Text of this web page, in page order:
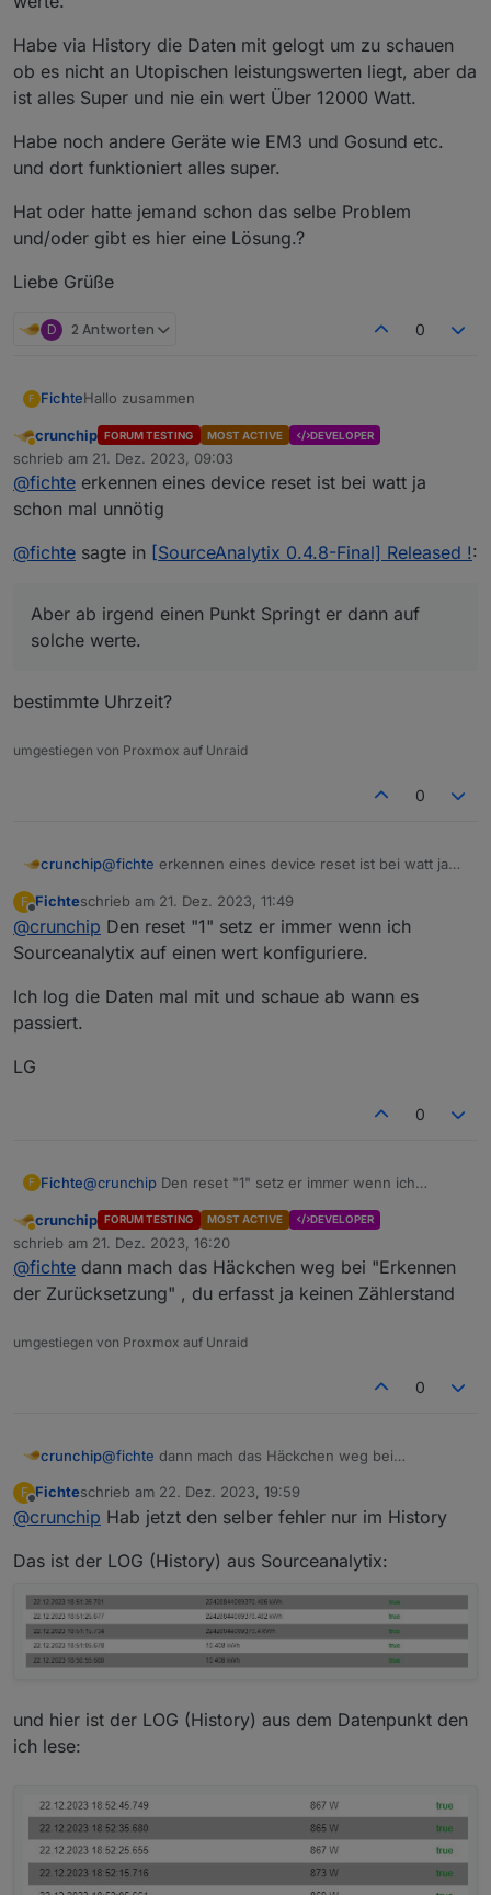
Habe via History die Daten mit gelogt um zu schauen
ob es nicht an Utopischen leistungswerten liegt, aber da
ist alles Super und nie ein wert Über 12000 Watt.
Habe noch andere Geräte wie EM3 und Gosund etc.
und dort funktioniert alles super.
Hat oder hatte jemand schon das selbe Problem
und/oder gibt es hier eine Lösung.?
Liebe Grüße
D 2 Antworten 0
F FichteHallo zusammen
Ich lese einen Stromzähler via SML Tasmota aus (Watt).
Ab einen gewissen Punkt Springt Sourceanalytix um
und schreibt Utopische werte
einstellung dazu noch einmal komplett neu gemacht.
Aber ab irgend einen Punkt Springt er dann auf solche
es nicht an Utopischen leistungswerten liegt, aber da ist
alles Super und nie ein wert Über 12000 Watt.
Habe noch andere Geräte wie EM3 und Gosund etc.
und dort funktioniert alles super.
Hat oder hatte jemand schon das selbe Problem
und/oder gibt es hier eine Lösung.?
Abwesend
crunchip FORUM TESTING MOST ACTIVE DEVELOPER
schrieb am 21. Dez. 2023, 09:03
zuletzt editiert von
@fichte erkennen eines device reset ist bei watt ja
schon mal unnötig
@fichte sagte in [SourceAnalytix 0.4.8-Final] Released !:
Aber ab irgend einen Punkt Springt er dann auf
solche werte.
bestimmte Uhrzeit?
umgestiegen von Proxmox auf Unraid
0
crunchip@fichte erkennen eines device reset ist bei watt ja
@fichte sagte in [SourceAnalytix 0.4.8-Final]
Released !:
Aber ab irgend einen Punkt Springt er dann auf
solche werte.
bestimmte Uhrzeit?
F
Offline
Fichteschrieb am 21. Dez. 2023, 11:49
zuletzt editiert von
@crunchip Den reset "1" setz er immer wenn ich
Sourceanalytix auf einen wert konfiguriere.
Ich log die Daten mal mit und schaue ab wann es
passiert.
LG
0
F Fichte@crunchip Den reset "1" setz er immer wenn ich
Ich log die Daten mal mit und schaue ab wann es
passiert.
LG
Abwesend
crunchip FORUM TESTING MOST ACTIVE DEVELOPER
schrieb am 21. Dez. 2023, 16:20
zuletzt editiert von
@fichte dann mach das Häckchen weg bei "Erkennen
der Zurücksetzung" , du erfasst ja keinen Zählerstand
umgestiegen von Proxmox auf Unraid
0
crunchip@fichte dann mach das Häckchen weg bei
Zählerstand
F
Offline
Fichteschrieb am 22. Dez. 2023, 19:59
zuletzt editiert von
@crunchip Hab jetzt den selber fehler nur im History
Das ist der LOG (History) aus Sourceanalytix:
und hier ist der LOG (History) aus dem Datenpunkt den
ich lese: